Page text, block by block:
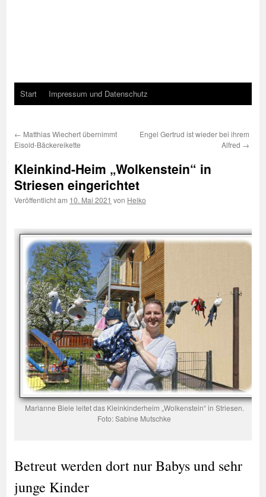
Start Impressum und Datenschutz
← Matthias Wiechert übernimmt
Eisold-Bäckereikette
Engel Gertrud ist wieder bei ihrem
Alfred →
Kleinkind-Heim „Wolkenstein“ in
Striesen eingerichtet
Veröffentlicht am 10. Mai 2021 von Heiko
Marianne Biele leitet das Kleinkinderheim „Wolkenstein“ in Striesen.
Foto: Sabine Mutschke
Betreut werden dort nur Babys und sehr
junge Kinder